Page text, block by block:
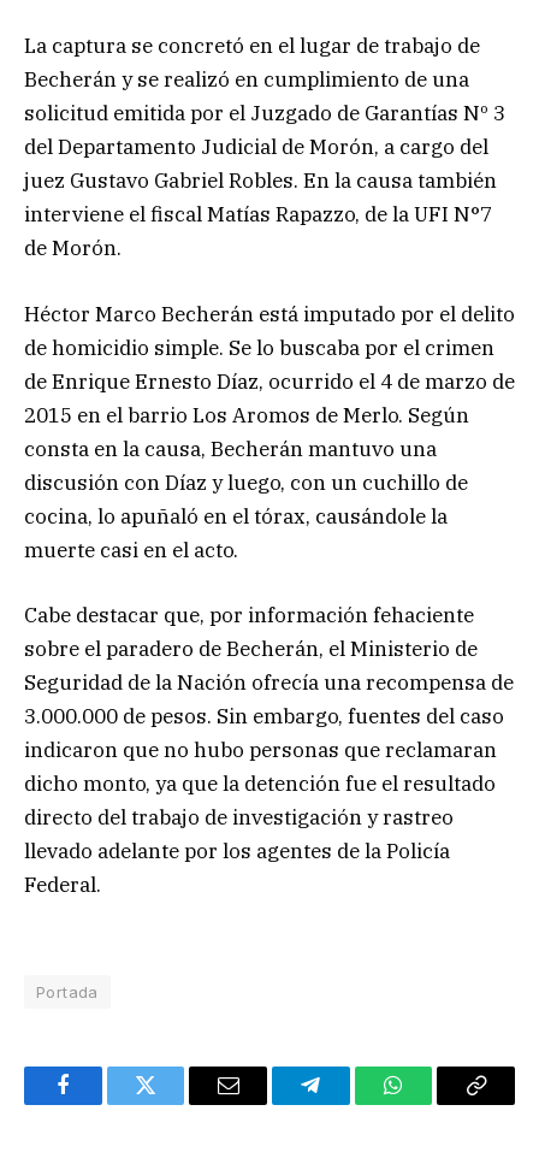
La captura se concretó en el lugar de trabajo de
Becherán y se realizó en cumplimiento de una
solicitud emitida por el Juzgado de Garantías Nº 3
del Departamento Judicial de Morón, a cargo del
juez Gustavo Gabriel Robles. En la causa también
interviene el fiscal Matías Rapazzo, de la UFI N°7
de Morón.
Héctor Marco Becherán está imputado por el delito
de homicidio simple. Se lo buscaba por el crimen
de Enrique Ernesto Díaz, ocurrido el 4 de marzo de
2015 en el barrio Los Aromos de Merlo. Según
consta en la causa, Becherán mantuvo una
discusión con Díaz y luego, con un cuchillo de
cocina, lo apuñaló en el tórax, causándole la
muerte casi en el acto.
Cabe destacar que, por información fehaciente
sobre el paradero de Becherán, el Ministerio de
Seguridad de la Nación ofrecía una recompensa de
3.000.000 de pesos. Sin embargo, fuentes del caso
indicaron que no hubo personas que reclamaran
dicho monto, ya que la detención fue el resultado
directo del trabajo de investigación y rastreo
llevado adelante por los agentes de la Policía
Federal.
Portada
FacebookTwitter Email TelegramWhatsAppCopy